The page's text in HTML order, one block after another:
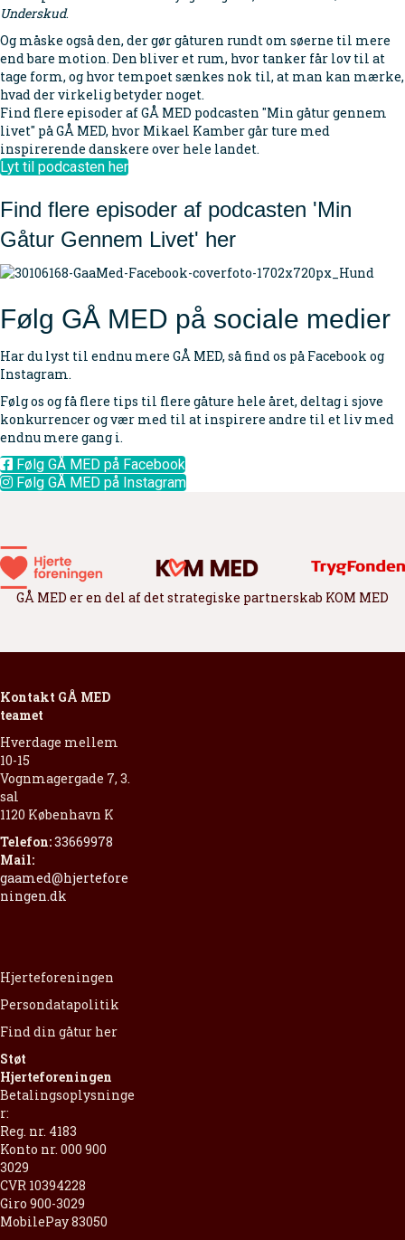
Underskud.
Og måske også den, der gør gåturen rundt om søerne til mere
end bare motion. Den bliver et rum, hvor tanker får lov til at
tage form, og hvor tempoet sænkes nok til, at man kan mærke,
hvad der virkelig betyder noget.
Find flere episoder af GÅ MED podcasten "Min gåtur gennem
livet" på GÅ MED, hvor Mikael Kamber går ture med
inspirerende danskere over hele landet.
Lyt til podcasten her
Find flere episoder af podcasten 'Min
Gåtur Gennem Livet' her
Følg GÅ MED på sociale medier
Har du lyst til endnu mere GÅ MED, så find os på Facebook og
Instagram.
Følg os og få flere tips til flere gåture hele året, deltag i sjove
konkurrencer og vær med til at inspirere andre til et liv med
endnu mere gang i.
Følg GÅ MED på Facebook
Følg GÅ MED på Instagram
GÅ MED er en del af det strategiske partnerskab KOM MED
Kontakt GÅ MED
teamet
Hverdage mellem
10-15
Vognmagergade 7, 3.
sal
1120 København K
Telefon:33669978
Mail:
gaamed@hjertefore
ningen.dk
Hjerteforeningen
Persondatapolitik
Find din gåtur her
Støt
Hjerteforeningen
Betalingsoplysninge
r:
Reg. nr. 4183
Konto nr. 000 900
3029
CVR 10394228
Giro 900-3029
MobilePay 83050